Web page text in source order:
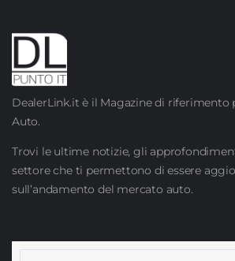
DealerLink.it è il Magazine di riferimento
Auto.
Trovi le ultime notizie, gli
settore che ti permettono di essere
sull’andamento del mercato auto.